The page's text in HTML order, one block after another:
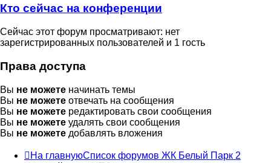
Кто сейчас на конференции
Сейчас этот форум просматривают: нет
зарегистрированных пользователей и 1 гость
Права доступа
Вы не можете начинать темы
Вы не можете отвечать на сообщения
Вы не можете редактировать свои сообщения
Вы не можете удалять свои сообщения
Вы не можете добавлять вложения
На главнуюСписок форумов ЖК Белый Парк 2